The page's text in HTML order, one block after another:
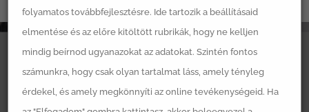
folyamatos továbbfejlesztésre. Ide tartozik a beállításaid
elmentése és az előre kitöltött rubrikák, hogy ne kelljen
mindig beírnod ugyanazokat az adatokat. Szintén fontos
számunkra, hogy csak olyan tartalmat láss, amely tényleg
érdekel, és amely megkönnyíti az online tevékenységeid. Ha
LSH Készházak Zrt.